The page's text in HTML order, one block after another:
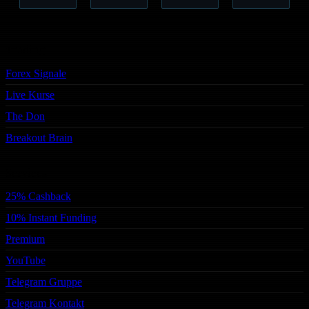
Forex Signale
Live Kurse
The Don
Breakout Brain
25% Cashback
10% Instant Funding
Premium
YouTube
Telegram Gruppe
Telegram Kontakt